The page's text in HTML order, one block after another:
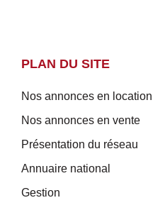
PLAN DU SITE
Nos annonces en location
Nos annonces en vente
Présentation du réseau
Annuaire national
Gestion